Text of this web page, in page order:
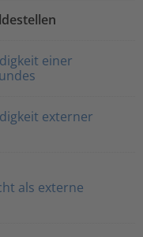
einer
externer
als externe